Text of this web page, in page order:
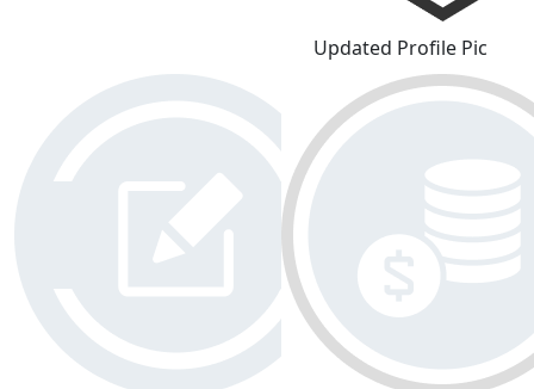
Updated Profile Pic